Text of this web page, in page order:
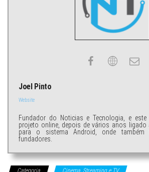
Joel Pinto
Website
Fundador do Noticias e Tecnologia, e
projeto online, depois de vários anos
para o sistema Android, onde
fundadores.
Categoria Cinema, Streaming e TV